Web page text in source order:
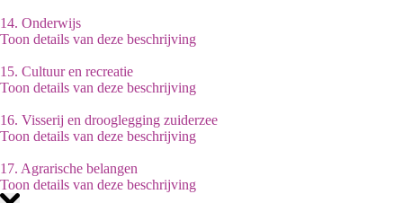
14. Onderwijs
Toon details van deze beschrijving
15. Cultuur en recreatie
Toon details van deze beschrijving
16. Visserij en drooglegging zuiderzee
Toon details van deze beschrijving
17. Agrarische belangen
Toon details van deze beschrijving